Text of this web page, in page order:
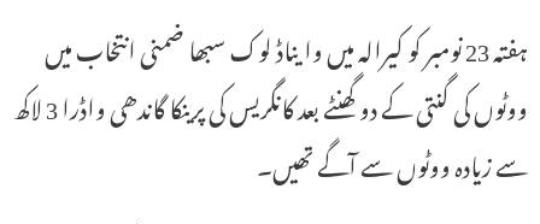
ہفتہ 23 نومبر کو کیرالہ میں وایناڈ لوک سبھا ضمنی انتخاب میں
ووٹوں کی گنتی کے دو گھنٹے بعد کانگریس کی پرینکا گاندھی واڈرا 3 لاکھ
سے زیادہ ووٹوں سے آگے تھیں۔